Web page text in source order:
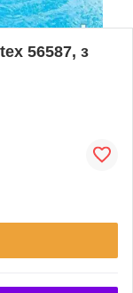
56587, з